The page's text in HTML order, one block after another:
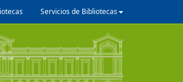
Servicios de Bibliotecas